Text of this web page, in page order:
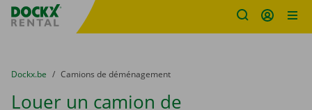
sitename
You are here:
du
Dockx.be to
Camions de déménagement
Louer un camion de